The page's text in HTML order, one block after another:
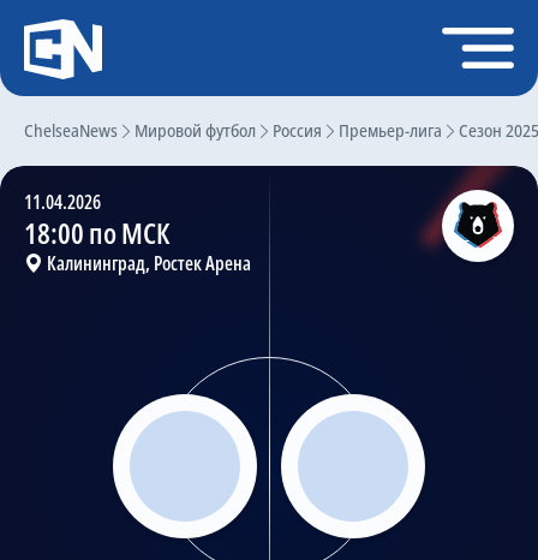
ChelseaNews Мировой футбол Россия Премьер-лига Сезон
11.04.2026
18:00 по МСК
Калининград, Ростек Арена
Регистрация
Главная
Чат
Трансферы
Статистика
Календарь игр
Состав команды
Поиск по сайту